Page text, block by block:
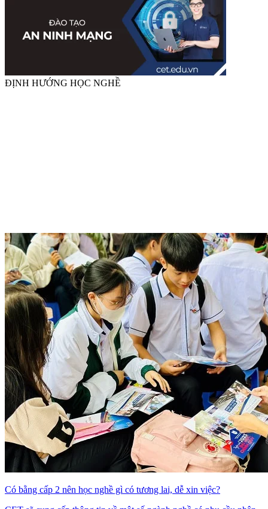
ĐỊNH HƯỚNG HỌC NGHỀ
Có bằng cấp 2 nên học nghề gì có tương lai, dễ xin việc?